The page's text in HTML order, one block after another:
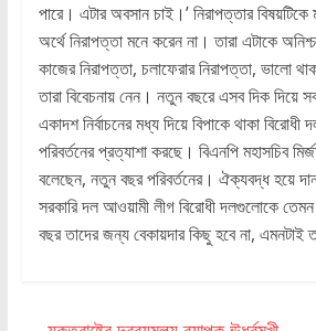
পারে। এটার অবসান চাই।’ নিরাপত্তার
অর্থে নিরাপত্তা মনে করেন না। তারা এটাকে
কাজের নিরাপত্তা, চলাফেরার নিরাপত্তা, ভালো
তারা বিবেচনায় নেন। নতুন বছরে এসব দিক দিয়ে
একাদশ নির্বাচনের মধ্য দিয়ে বিপাকে থাকা
পরিবর্তনের প্রত্যাশা করছে। বিএনপি মহাসচিব
বলেছেন, নতুন বছর পরিবর্তনের। ঐক্যবদ্ধ হয়ে
সরকারি দল আওয়ামী লীগ বিরোধী দলগুলোকে
বছর তাদের জন্য বেকায়দার কিছু হবে না, এমনটাই